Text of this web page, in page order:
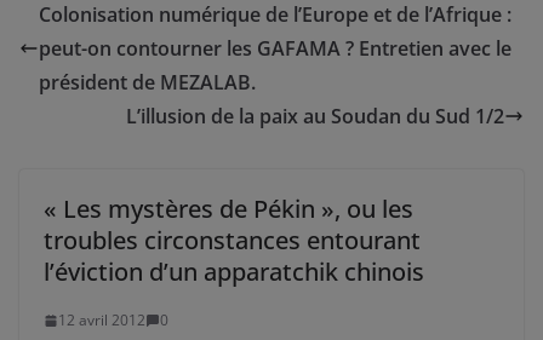
Colonisation numérique de l’Europe et de l’Afrique :
peut-on contourner les GAFAMA ? Entretien avec le
président de MEZALAB.
L’illusion de la paix au Soudan du Sud 1/2
« Les mystères de Pékin », ou les
troubles circonstances entourant
l’éviction d’un apparatchik chinois
12 avril 2012 0